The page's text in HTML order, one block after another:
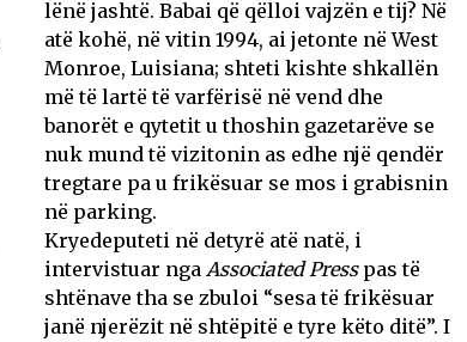
lënë jashtë. Babai që qëlloi vajzën e tij? Në
atë kohë, në vitin 1994, ai jetonte në West
Monroe, Luisiana; shteti kishte shkallën
më të lartë të varfërisë në vend dhe
banorët e qytetit u thoshin gazetarëve se
nuk mund të vizitonin as edhe një qendër
tregtare pa u frikësuar se mos i grabisnin
në parking.
Kryedeputeti në detyrë atë natë, i
intervistuar nga Associated Presspas të
shtënave tha se zbuloi “sesa të frikësuar
janë njerëzit në shtëpitë e tyre këto ditë”. I